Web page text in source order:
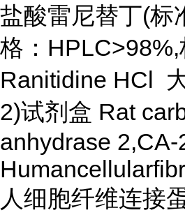
盐酸雷尼替丁(标
格：HPLC>98%,
Ranitidine HCl
2)试剂盒 Rat
anhydrase
人细胞纤维连接